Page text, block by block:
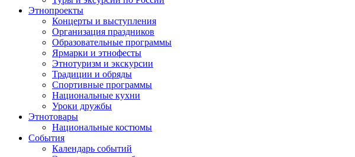
Этнопроекты
Концерты и выступления
Организация праздников
Образовательные программы
Ярмарки и этнофесты
Этнотуризм и экскурсии
Традиции и обряды
Спортивные программы
Национальные кухни
Уроки дружбы
Этнотовары
Национальные костюмы
События
Календарь событий